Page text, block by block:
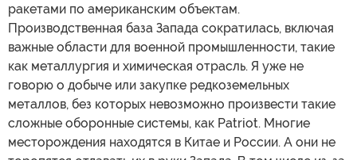
ракетами по американским объектам.
Производственная база Запада сократилась, включая
важные области для военной промышленности, такие
как металлургия и химическая отрасль. Я уже не
говорю о добыче или закупке редкоземельных
металлов, без которых невозможно произвести такие
сложные оборонные системы, как Patriot. Многие
месторождения находятся в Китае и России. А они не